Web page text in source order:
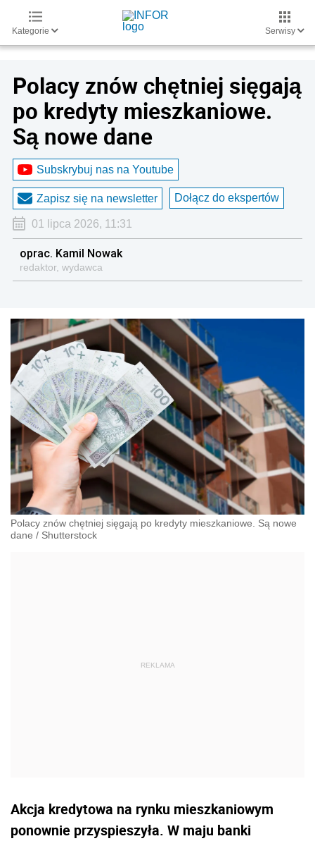
Kategorie Serwisy
Polacy znów chętniej sięgają
po kredyty mieszkaniowe.
Są nowe dane
Subskrybuj nas na Youtube
Zapisz się na newsletter Dołącz do ekspertów
01 lipca 2026, 11:31
oprac. Kamil Nowak
redaktor, wydawca
Polacy znów chętniej sięgają po kredyty mieszkaniowe. Są nowe
dane / Shutterstock
Akcja kredytowa na rynku mieszkaniowym
ponownie przyspieszyła. W maju banki